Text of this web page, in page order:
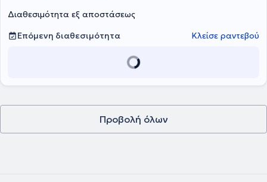
Διαθεσιμότητα εξ αποστάσεως
Επόμενη διαθεσιμότητα
Κλείσε ραντεβού
Προβολή όλων